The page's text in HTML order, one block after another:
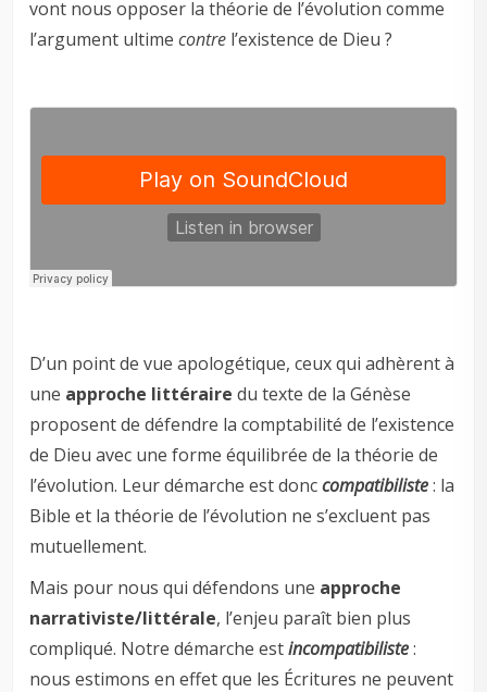
vont nous opposer la théorie de l’évolution comme
l’argument ultimecontre l’existence de Dieu ?
D’un point de vue apologétique, ceux qui adhèrent à
une approche littéraire du texte de la Génèse
proposent de défendre la comptabilité de l’existence
de Dieu avec une forme équilibrée de la théorie de
l’évolution. Leur démarche est donccompatibiliste: la
Bible et la théorie de l’évolution ne s’excluent pas
mutuellement.
Mais pour nous qui défendons une approche
narrativiste/littérale, l’enjeu paraît bien plus
compliqué. Notre démarche estincompatibiliste:
nous estimons en effet que les Écritures ne peuvent